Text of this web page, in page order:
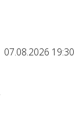
07.08.2026 19:30